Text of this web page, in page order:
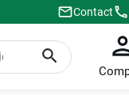
Contact